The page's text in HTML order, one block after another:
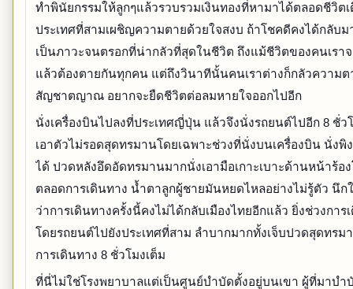
ทำพินัยกรรมให้ลูกๆแล้วรวบรวมเงินทองที่หามาได้ตลอดชีวิต
ประเทศที่สามเผชิญความตายด้วยใจสงบ ถ้าโชคดีคงได้กลับ
เป็นภาวะจนตรอกที่น่ากลัวที่สุดในชีวิต ถึงแม้ชีวิตของคนเราจ
แล้วต้องตายกันทุกคน แต่ถึงวินาทีนั้นคนเราต่างก็กลัวความต
สัญชาตญาณ อยากจะยืดชีวิตต่อลมหายใจออกไปอีก
นั่งเครื่องบินไปลงที่ประเทศญี่ปุ่น แล้วจึงนั่งรถยนต์ไปอีก 8 ชั่ว
เอาตัวไม่รอดสุดทรมานโดยเฉพาะช่วงที่นั่งบนเครื่องบิน นั่งพิ
ได้ ปวดหลังอึดอัดทรมานมากนั่งเอามือเกาะเบาะด้านหน้าร้อ
ตลอดการเดินทาง น้ำตาลูกผู้ชายมันหยดไหลอย่างไม่รู้ตัว นึก
ว่าการเดินทางครั้งนี้คงไม่ได้กลับเมืองไทยอีกแล้ว ยิ่งช่วงการ
โดยรถยนต์ไปยังประเทศที่สาม ลำบากมากทั้งเจ็บปวดสุดทรม
การเดินทาง 8 ชั่วโมงเต็ม
ที่นี่ไม่ใช่โรงพยาบาลแต่เป็นศูนย์บำบัดตั้งอยู่บนเขา ผู้ที่มาบำ